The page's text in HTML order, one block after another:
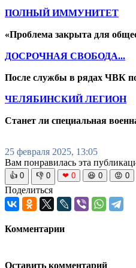
ПОЛНЫЙ ИММУНИТЕТ
«Проблема закрыта для
ДОСРОЧНАЯ СВОБОДА...
После службы в рядах ЧВК
ЧЕЛЯБИНСКИЙ ЛЕГИОН
Станет ли специальная
25 февраля 2025, 13:05
Вам понравилась эта
👍 0 👎 0 ❤ 0 😆 0 😡 0
Поделиться
Комментарии
Оставить комментарий